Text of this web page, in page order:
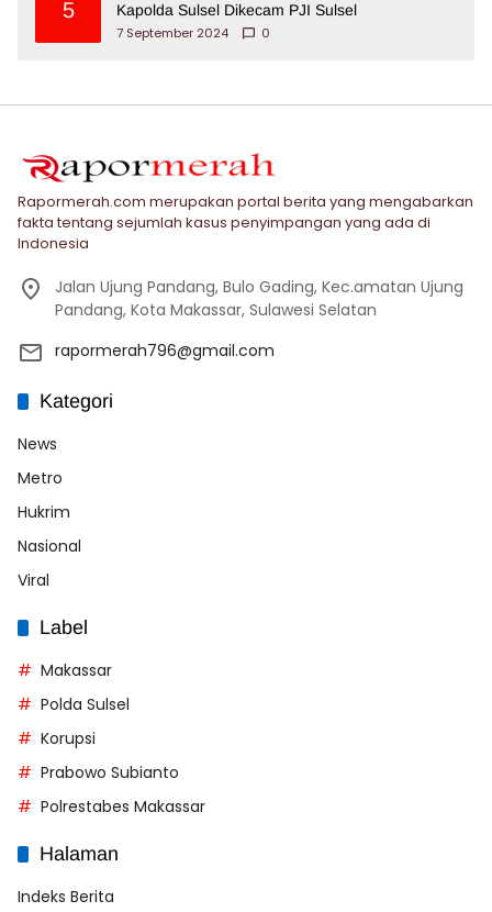
5
Kapolda Sulsel Dikecam PJI Sulsel
7 September 2024
0
Rapormerah.com merupakan portal berita yang mengabarkan
fakta tentang sejumlah kasus penyimpangan yang ada di
Indonesia
Jalan Ujung Pandang, Bulo Gading, Kec.amatan Ujung
Pandang, Kota Makassar, Sulawesi Selatan
rapormerah796@gmail.com
Kategori
News
Metro
Hukrim
Nasional
Viral
Label
Makassar
Polda Sulsel
Korupsi
Prabowo Subianto
Polrestabes Makassar
Halaman
Indeks Berita